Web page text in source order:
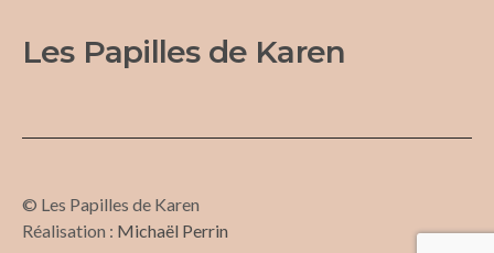
Les Papilles de Karen
© Les Papilles de Karen
Réalisation : Michaël Perrin